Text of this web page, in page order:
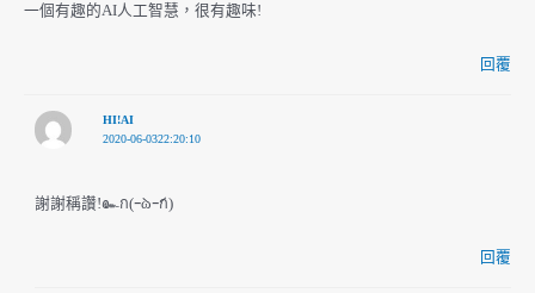
一個有趣的AI人工智慧，很有趣味!
回覆
HI!AI
2020-06-0322:20:10
謝謝稱讚!๛ก(ｰ̀ωｰ́ก)
回覆